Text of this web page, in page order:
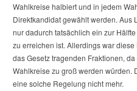
Wahlkreise halbiert und in jedem
Direktkandidat gewählt werden. Aus
nur dadurch tatsächlich ein zur
zu erreichen ist. Allerdings war
das Gesetz tragenden Fraktionen,
Wahlkreise zu groß werden würden.
eine solche Regelung nicht mehr.